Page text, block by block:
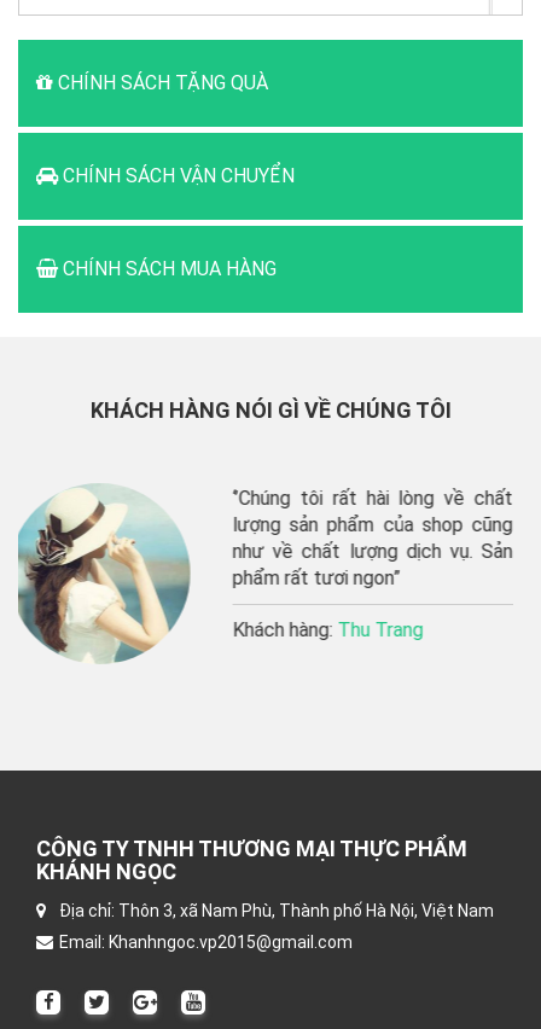
CHÍNH SÁCH TẶNG QUÀ
CHÍNH SÁCH VẬN CHUYỂN
CHÍNH SÁCH MUA HÀNG
KHÁCH HÀNG NÓI GÌ VỀ CHÚNG TÔI
về chất
shop cũng
vụ. Sản
“shop giao hàng
phẩm tươi ngon,
lâu dài”’
Khách hàng:Thu
CÔNG TY TNHH THƯƠNG MẠI THỰC PHẨM
KHÁNH NGỌC
Địa chỉ: Thôn 3, xã Nam Phù, Thành phố Hà Nội, Việt Nam
Email: Khanhngoc.vp2015@gmail.com